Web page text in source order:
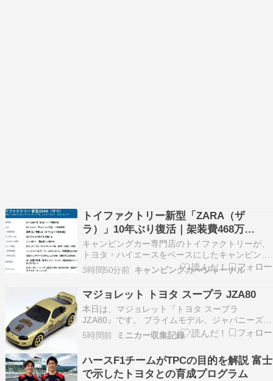
トイファクトリー新型「ZARA（ザ
ラ）」10年ぶり復活｜架装費468万
円〜・ハイエースワイドミドルの実力を
初代と徹底比較【2026年最新】
キャンピングカー専門店のトイファクトリーが、
トヨタ・ハイエースをベースにしたキャンピング
カー 「ZARA（ザラ）」を約10年ぶりに復活させ
ました。2026年7月11日（土）・12日（日）に東
京ビッグサイトで開催された「東京キャンピング
カーショー2026」で初公開され、同イベントに…
3時間50分前 キャンピングカージャーナル
マジョレット トヨタ スープラ JZA80
本日は、マジョレット『トヨタ スープラ
JZA80』です。 プライムモデル、ジャパニーズ・
ヒストリック・レーシング・エディションにライ
ンナップされていたキャストです。 このキャスト
を見た時の第一声が「パチもんのトップシークレ
ット？」でしたよ(笑)造形は良い筈なのに、この
何とも言え…
5時間前 ミニカー収集記録
ハースF1チームがTPCの目的を解説 富士
で示したトヨタとの育成プログラム